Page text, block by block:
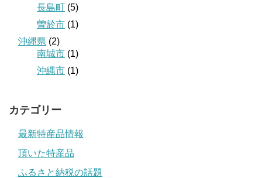
長島町 (5)
曽於市 (1)
沖縄県 (2)
南城市 (1)
沖縄市 (1)
カテゴリー
最新特産品情報
頂いた特産品
ふるさと納税の話題